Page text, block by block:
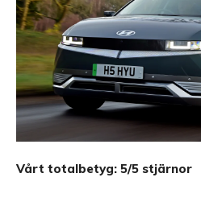
Vårt totalbetyg: 5/5 stjärnor